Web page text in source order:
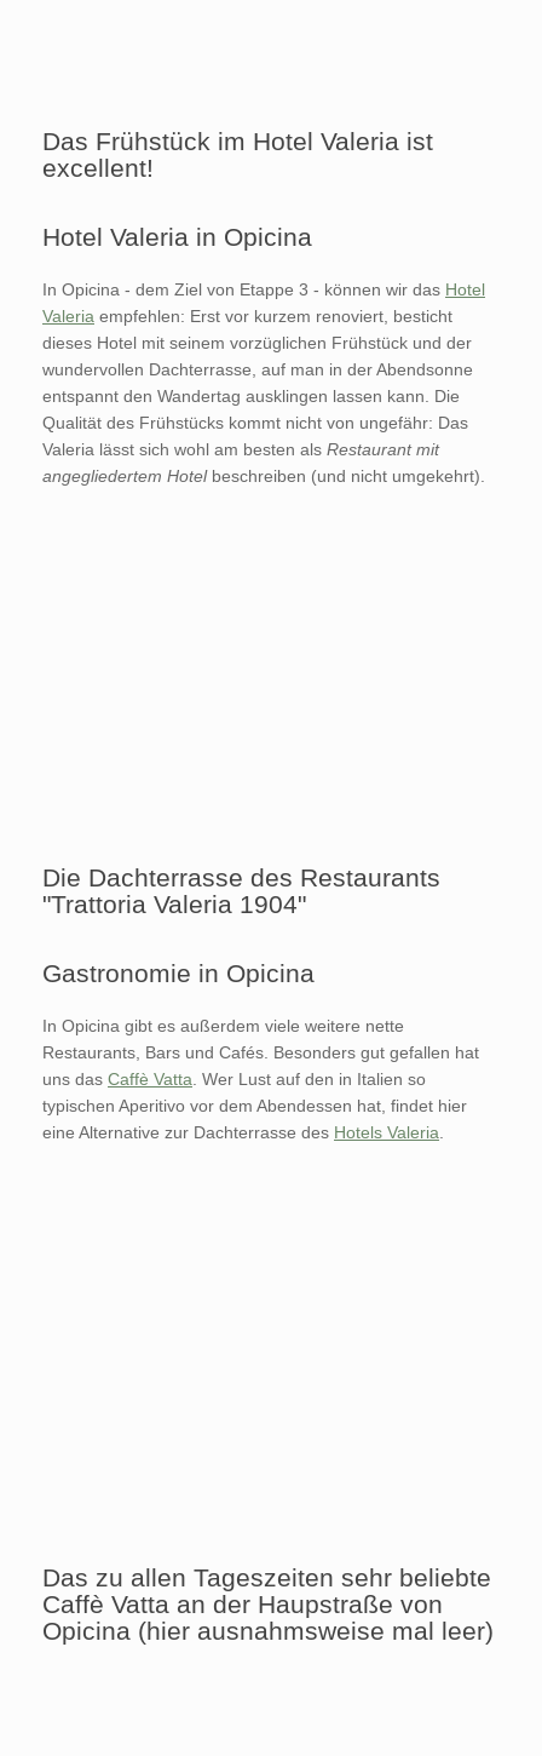
Das Frühstück im Hotel Valeria ist
excellent!
Hotel Valeria in Opicina
In Opicina - dem Ziel von Etappe 3 - können wir das Hotel
Valeria empfehlen: Erst vor kurzem renoviert, besticht
dieses Hotel mit seinem vorzüglichen Frühstück und der
wundervollen Dachterrasse, auf man in der Abendsonne
entspannt den Wandertag ausklingen lassen kann. Die
Qualität des Frühstücks kommt nicht von ungefähr: Das
Valeria lässt sich wohl am besten als Restaurant mit
angegliedertem Hotelbeschreiben (und nicht umgekehrt).
Die Dachterrasse des Restaurants
"Trattoria Valeria 1904"
Gastronomie in Opicina
In Opicina gibt es außerdem viele weitere nette
Restaurants, Bars und Cafés. Besonders gut gefallen hat
uns das Caffè Vatta. Wer Lust auf den in Italien so
typischen Aperitivo vor dem Abendessen hat, findet hier
eine Alternative zur Dachterrasse des Hotels Valeria.
Das zu allen Tageszeiten sehr beliebte
Caffè Vatta an der Haupstraße von
Opicina (hier ausnahmsweise mal leer)